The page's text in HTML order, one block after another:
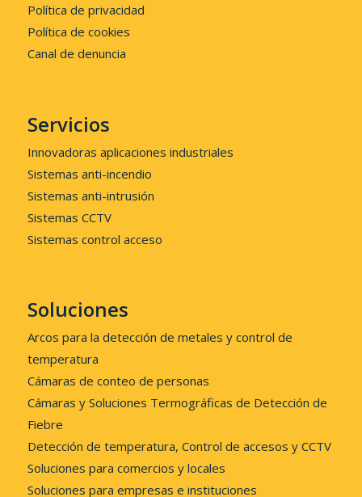
Política de privacidad
Política de cookies
Canal de denuncia
Servicios
Innovadoras aplicaciones industriales
Sistemas anti-incendio
Sistemas anti-intrusión
Sistemas CCTV
Sistemas control acceso
Soluciones
Arcos para la detección de metales y control de
temperatura
Cámaras de conteo de personas
Cámaras y Soluciones Termográficas de Detección de
Fiebre
Detección de temperatura, Control de accesos y CCTV
Soluciones para comercios y locales
Soluciones para empresas e instituciones